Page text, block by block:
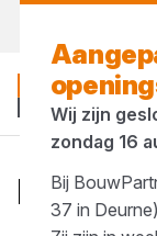
Gepubliceerd
Wij zijn
zondag 16
Bij
37 in